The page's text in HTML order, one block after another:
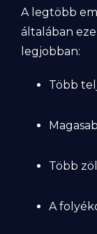
A legtöbb
általában
legjobban:
Több
Több
A